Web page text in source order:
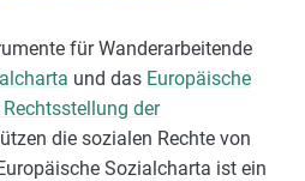
für Wanderarbeitende
und das Europäische
der
die sozialen Rechte von
Sozialcharta ist ein